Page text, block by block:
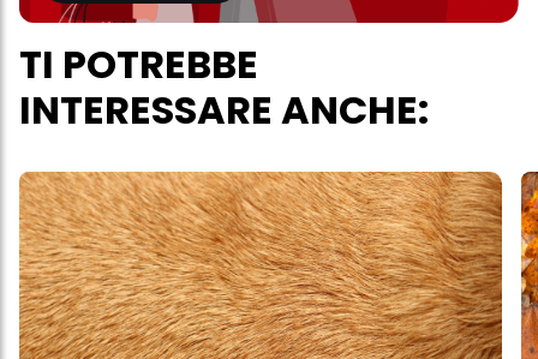
TI POTREBBE
INTERESSARE ANCHE: